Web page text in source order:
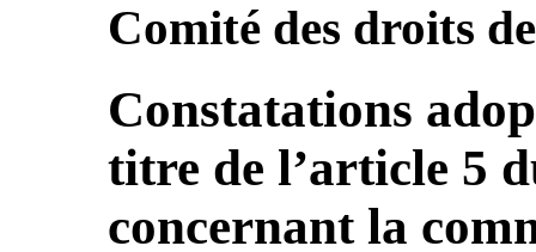
Comité des droits
Constatations
titre de l’article 5
concernant la